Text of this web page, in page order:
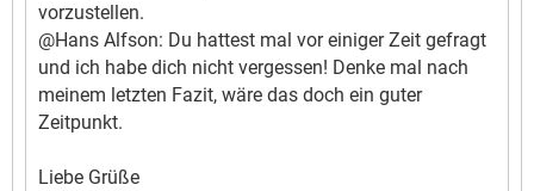
vorzustellen.
@Hans Alfson: Du hattest mal vor einiger Zeit gefragt
und ich habe dich nicht vergessen! Denke mal nach
meinem letzten Fazit, wäre das doch ein guter
Zeitpunkt.
Liebe Grüße